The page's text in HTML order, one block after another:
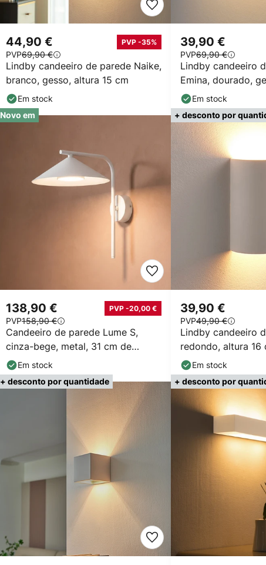
Lindby candeeiro de parede Naike,
branco, gesso, altura 15 cm
44,90 € PVP -35%
PVP69,90 €
Em stock
Lindby candeeiro
Emina, dourado,
39,90 €
PVP69,90 €
Em stock
Novo em
Candeeiro de parede Lume S,
cinza-bege, metal, 31 cm de
altura, GX53
138,90 € PVP -20,00 €
PVP158,90 €
Em stock
+ desconto por
Lindby candeeiro
redondo, altura 16
branco
39,90 €
PVP49,90 €
Em stock
+ desconto por quantidade + desconto por